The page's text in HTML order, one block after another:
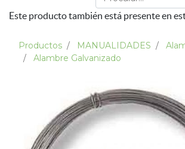
Este producto también está presente en
Productos MANUALIDADES
Alambre Galvanizado